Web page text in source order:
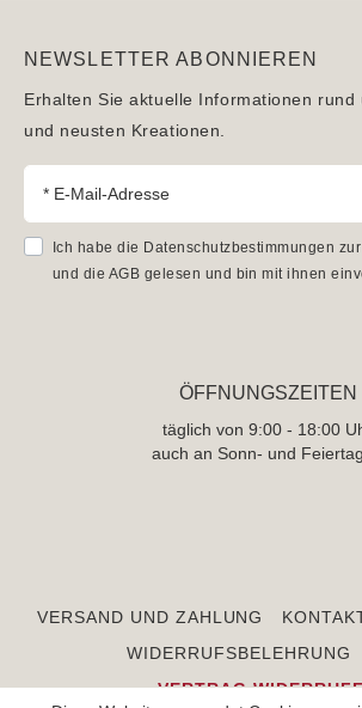
NEWSLETTER ABONNIEREN
Erhalten Sie aktuelle Informationen rund
und neusten Kreationen.
Ich habe die Datenschutzbestimmungen
und die AGB gelesen und bin mit ihnen
VERSAND UND ZAHLUNG
WIDERRUFSBELEHRUNG
VERTRAG
ÖFFNUNGSZEITEN
täglich von 9:00 - 18:00
auch an Sonn- und